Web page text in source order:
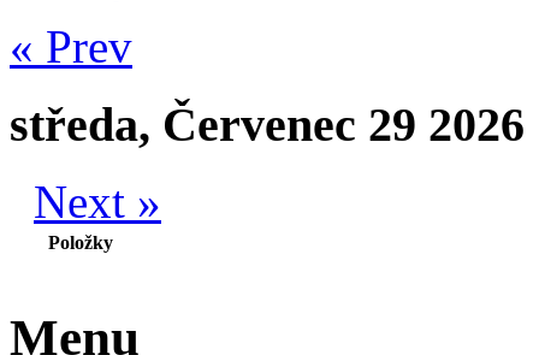
« Prev
středa, Červenec 29 2026
Next »
Položky
Menu